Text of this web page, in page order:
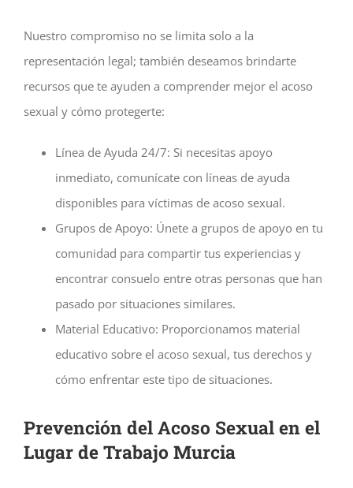
Nuestro compromiso no se limita solo a la
representación legal; también deseamos brindarte
recursos que te ayuden a comprender mejor el acoso
sexual y cómo protegerte:
Línea de Ayuda 24/7: Si necesitas apoyo
inmediato, comunícate con líneas de ayuda
disponibles para víctimas de acoso sexual.
Grupos de Apoyo: Únete a grupos de apoyo en tu
comunidad para compartir tus experiencias y
encontrar consuelo entre otras personas que han
pasado por situaciones similares.
Material Educativo: Proporcionamos material
educativo sobre el acoso sexual, tus derechos y
cómo enfrentar este tipo de situaciones.
Prevención del Acoso Sexual en el
Lugar de Trabajo Murcia